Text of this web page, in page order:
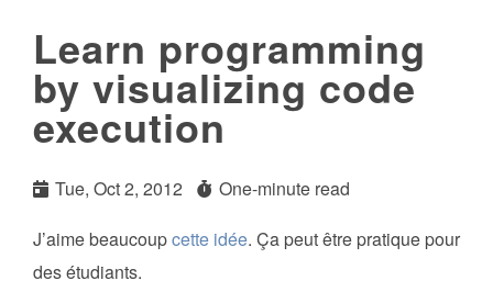
Learn programming
by visualizing code
execution
Tue, Oct 2, 2012
One-minute read
J’aime beaucoupcette idée. Ça peut être pratique pour
des étudiants.